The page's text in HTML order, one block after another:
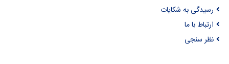
رسیدگی به شکایات
ارتباط با ما
نظر سنجی